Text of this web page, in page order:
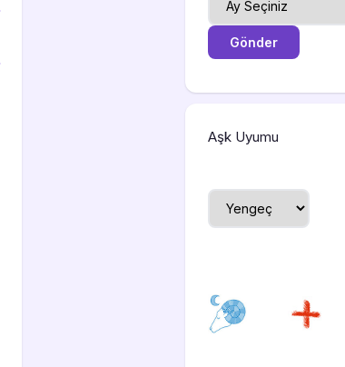
Aşk Uyumu